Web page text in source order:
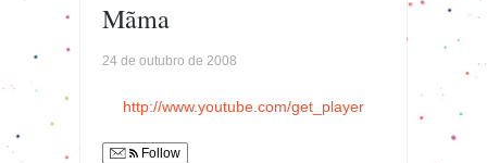
Mãma
24 de outubro de 2008
http://www.youtube.com/get_player
Follow